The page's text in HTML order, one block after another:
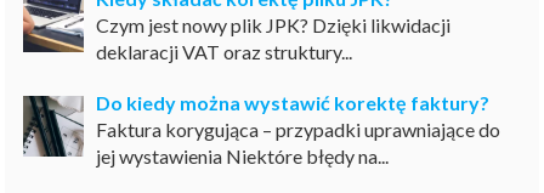
Czym jest nowy plik JPK? Dzięki likwidacji
deklaracji VAT oraz struktury...
Do kiedy można wystawić korektę faktury?
Faktura korygująca – przypadki uprawniające do
jej wystawienia Niektóre błędy na...